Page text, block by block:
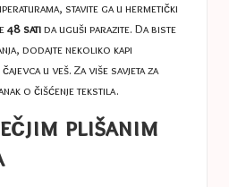
stavite ga u hermetički
48 satida uguši parazite. Da biste
dodajte nekoliko kapi
u veš. Za više savjeta za
o čišćenje tekstila.
plišanim